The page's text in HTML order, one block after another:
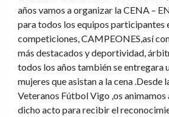
años vamos a organizar la CENA –
para todos los equipos participantes
competiciones, CAMPEONES,así
más destacados y deportividad,
todos los años también se entregara
mujeres que asistan a la cena .Desde
Veteranos Fútbol Vigo ,os
dicho acto para recibir el